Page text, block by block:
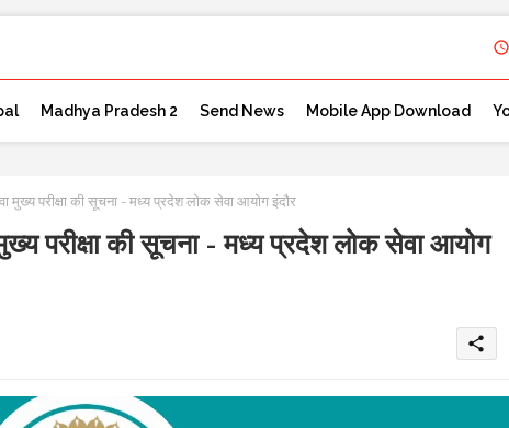
Madhya Pradesh 2 Send News Mobile App Download
मुख्य परीक्षा की सूचना - मध्य प्रदेश लोक सेवा आयोग इंदौर
परीक्षा की सूचना - मध्य प्रदेश लोक सेवा आयोग
share